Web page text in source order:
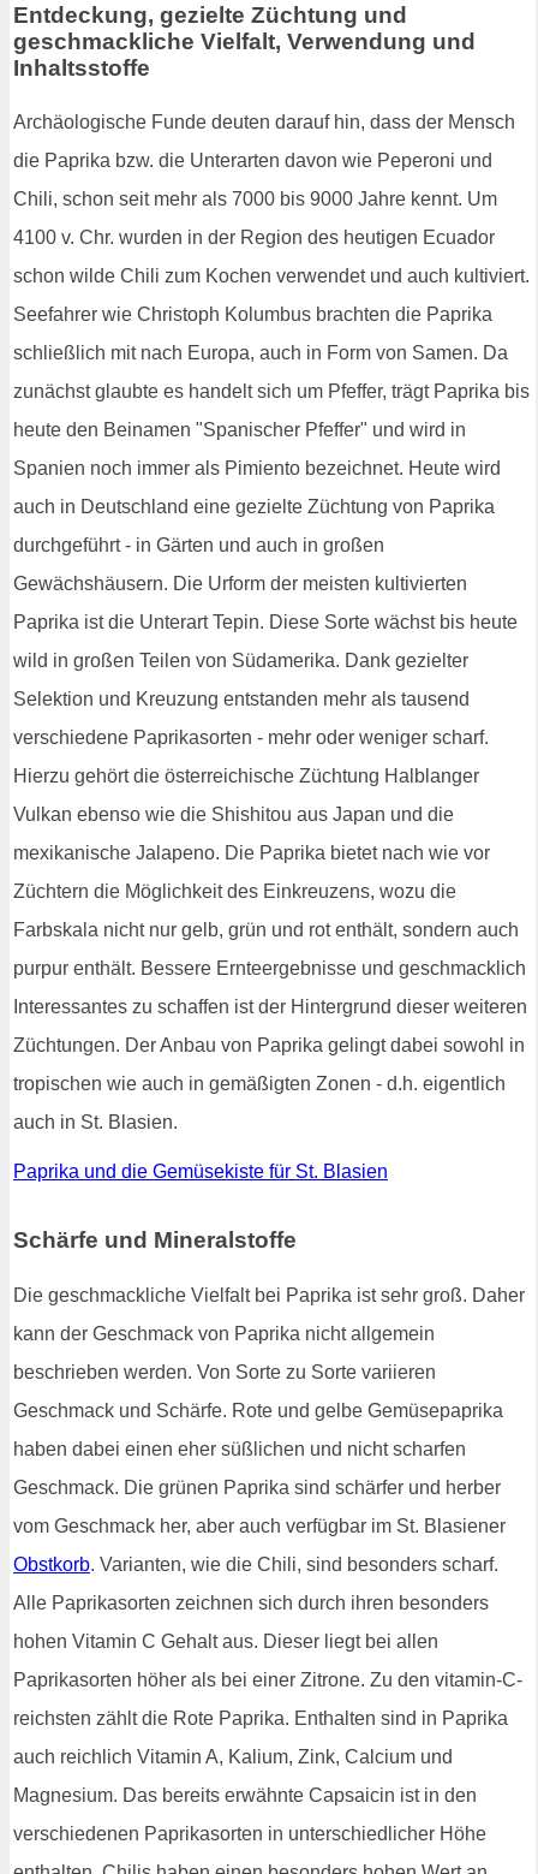
Entdeckung, gezielte Züchtung und
geschmackliche Vielfalt, Verwendung und
Inhaltsstoffe
Archäologische Funde deuten darauf hin, dass der Mensch
die Paprika bzw. die Unterarten davon wie Peperoni und
Chili, schon seit mehr als 7000 bis 9000 Jahre kennt. Um
4100 v. Chr. wurden in der Region des heutigen Ecuador
schon wilde Chili zum Kochen verwendet und auch kultiviert.
Seefahrer wie Christoph Kolumbus brachten die Paprika
schließlich mit nach Europa, auch in Form von Samen. Da
zunächst glaubte es handelt sich um Pfeffer, trägt Paprika bis
heute den Beinamen "Spanischer Pfeffer" und wird in
Spanien noch immer als Pimiento bezeichnet. Heute wird
auch in Deutschland eine gezielte Züchtung von Paprika
durchgeführt - in Gärten und auch in großen
Gewächshäusern. Die Urform der meisten kultivierten
Paprika ist die Unterart Tepin. Diese Sorte wächst bis heute
wild in großen Teilen von Südamerika. Dank gezielter
Selektion und Kreuzung entstanden mehr als tausend
verschiedene Paprikasorten - mehr oder weniger scharf.
Hierzu gehört die österreichische Züchtung Halblanger
Vulkan ebenso wie die Shishitou aus Japan und die
mexikanische Jalapeno. Die Paprika bietet nach wie vor
Züchtern die Möglichkeit des Einkreuzens, wozu die
Farbskala nicht nur gelb, grün und rot enthält, sondern auch
purpur enthält. Bessere Ernteergebnisse und geschmacklich
Interessantes zu schaffen ist der Hintergrund dieser weiteren
Züchtungen. Der Anbau von Paprika gelingt dabei sowohl in
tropischen wie auch in gemäßigten Zonen - d.h. eigentlich
auch in St. Blasien.
Paprika und die Gemüsekiste für St. Blasien
Schärfe und Mineralstoffe
Die geschmackliche Vielfalt bei Paprika ist sehr groß. Daher
kann der Geschmack von Paprika nicht allgemein
beschrieben werden. Von Sorte zu Sorte variieren
Geschmack und Schärfe. Rote und gelbe Gemüsepaprika
haben dabei einen eher süßlichen und nicht scharfen
Geschmack. Die grünen Paprika sind schärfer und herber
vom Geschmack her, aber auch verfügbar im St. Blasiener
Obstkorb. Varianten, wie die Chili, sind besonders scharf.
Alle Paprikasorten zeichnen sich durch ihren besonders
hohen Vitamin C Gehalt aus. Dieser liegt bei allen
Paprikasorten höher als bei einer Zitrone. Zu den vitamin-C-
reichsten zählt die Rote Paprika. Enthalten sind in Paprika
auch reichlich Vitamin A, Kalium, Zink, Calcium und
Magnesium. Das bereits erwähnte Capsaicin ist in den
verschiedenen Paprikasorten in unterschiedlicher Höhe